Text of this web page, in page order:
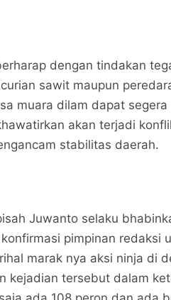
dengan tindakan
sawit maupun
muara dilam dapat
akan terjadi
stabilitas daerah.
Juwanto selaku
pimpinan redaksi
marak nya aksi ninja di
kejadian tersebut dalam